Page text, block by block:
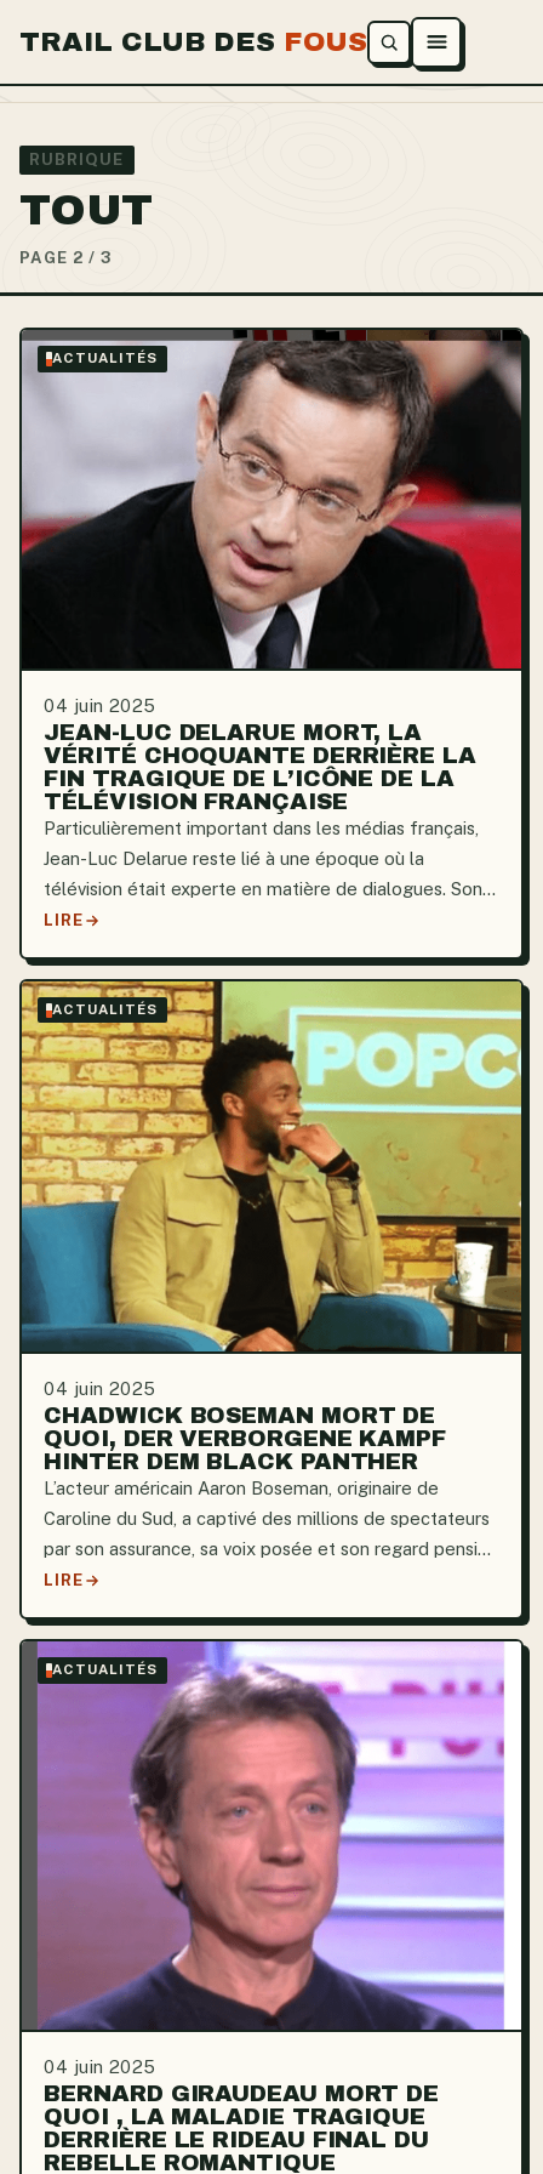
TRAIL CLUB DES FOUS Ouvrir le menu
RUBRIQUE
TOUT
PAGE 2 / 3
ACTUALITÉS
04 juin 2025
JEAN-LUC DELARUE MORT, LA
VÉRITÉ CHOQUANTE DERRIÈRE LA
FIN TRAGIQUE DE L’ICÔNE DE LA
TÉLÉVISION FRANÇAISE
Particulièrement important dans les médias français,
Jean-Luc Delarue reste lié à une époque où la
télévision était experte en matière de dialogues. Son
visage familier était quotidiennement à l’écran,
sensibilité...
LIRE
ACTUALITÉS
04 juin 2025
CHADWICK BOSEMAN MORT DE
QUOI, DER VERBORGENE KAMPF
HINTER DEM BLACK PANTHER
L’acteur américain Aaron Boseman, originaire de
Caroline du Sud, a captivé des millions de spectateurs
par son assurance, sa voix posée et son regard pensif.
Formé à l’Université Howard et à la British American
LIRE
ACTUALITÉS
04 juin 2025
BERNARD GIRAUDEAU MORT DE
QUOI , LA MALADIE TRAGIQUE
DERRIÈRE LE RIDEAU FINAL DU
REBELLE ROMANTIQUE